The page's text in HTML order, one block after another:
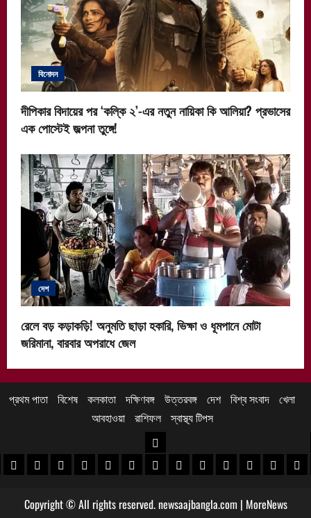
বিনোদন
দীপিকার বিদায়ের পর ‘কল্কি ২’-এর নতুন নায়িকা কি আলিয়া? প্রভাসের
এক পোস্টেই জল্পনা তুঙ্গে!
দেশ
রেলে বড় কড়াকড়ি! অনুমতি ছাড়া হকারি, ভিক্ষা ও ধূমপানে মোটা
জরিমানা, বারবার অপরাধে জেল
প্রথম পাতা বিশেষ কলকাতা দক্ষিণবঙ্গ উত্তরবঙ্গ দেশ বিশ্ব সংবাদ খেলা
আবহাওয়া
রাশিফল স্বাস্থ্য টিপস
খবর
খবর
পুরুলিয়া খবর
বাঁকুড়া খবরপশ্চিম বর্ধমান খবর
পূর্ব বর্ধমান খবর
বীরভূম খবরমুর্শিদাবাদ খবর
উত্তরবঙ্গ
কোচবিহার নিউজ
আলিপুরদুয়ার খবর
জলপাইগুড়ি খবর
শিলিগুড়ি খবর
উত্তরদক্ষিণ
Copyright © All rights reserved. newsaajbangla.com | MoreNews